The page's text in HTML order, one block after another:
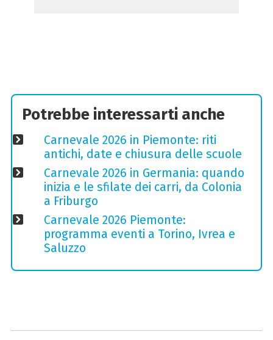
Potrebbe interessarti anche
Carnevale 2026 in Piemonte: riti
antichi, date e chiusura delle scuole
Carnevale 2026 in Germania: quando
inizia e le sfilate dei carri, da Colonia
a Friburgo
Carnevale 2026 Piemonte:
programma eventi a Torino, Ivrea e
Saluzzo